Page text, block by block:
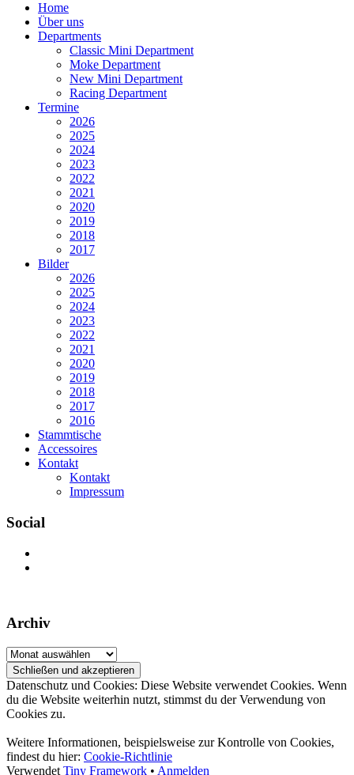
Home
Über uns
Departments
Classic Mini Department
Moke Department
New Mini Department
Racing Department
Termine
2026
2025
2024
2023
2022
2021
2020
2019
2018
2017
Bilder
2026
2025
2024
2023
2022
2021
2020
2019
2018
2017
2016
Stammtische
Accessoires
Kontakt
Kontakt
Impressum
Social
anzeigen
Instagram
Archiv
Archiv
Datenschutz und Cookies: Diese Website verwendet Cookies. Wenn
du die Website weiterhin nutzt, stimmst du der Verwendung von
Cookies zu.
Weitere Informationen, beispielsweise zur Kontrolle von Cookies,
findest du hier: Cookie-Richtlinie
Verwendet Tiny Framework • Anmelden